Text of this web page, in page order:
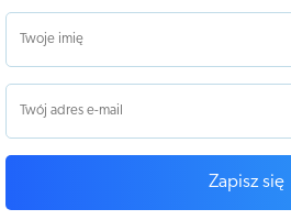
Zapisz się